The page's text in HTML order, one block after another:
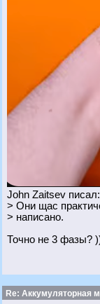
John Zaitsev писал:
> Они щас
> написано.
Точно не 3 фазы?
Re: Аккумуляторная